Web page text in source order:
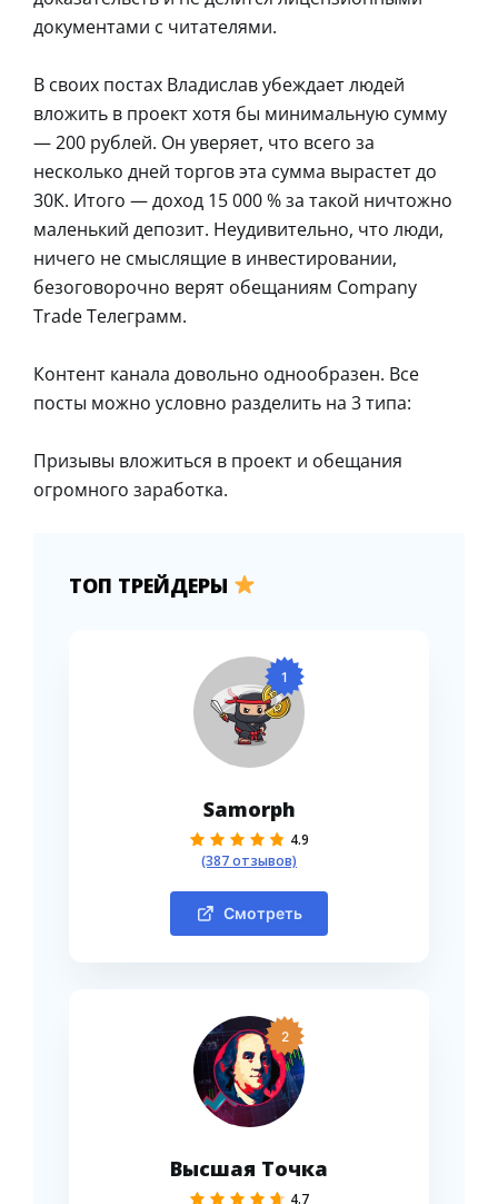
документами с читателями.
В своих постах Владислав убеждает людей
вложить в проект хотя бы минимальную сумму
— 200 рублей. Он уверяет, что всего за
несколько дней торгов эта сумма вырастет до
30К. Итого — доход 15 000 % за такой ничтожно
маленький депозит. Неудивительно, что люди,
ничего не смыслящие в инвестировании,
безоговорочно верят обещаниям Company
Trade Телеграмм.
Контент канала довольно однообразен. Все
посты можно условно разделить на 3 типа:
Призывы вложиться в проект и обещания
огромного заработка.
ТОП ТРЕЙДЕРЫ
1
Samorph
4.9
(387 отзывов)
Смотреть
2
Высшая Точка
4.7